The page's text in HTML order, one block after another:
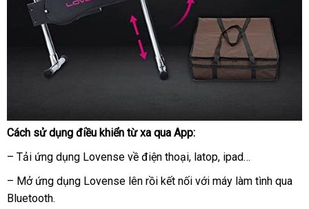
làm
tự
động
Cách sử dụng điều khiển từ xa qua App:
– Tải ứng dụng Lovense về điện thoạigần
nhất
, latopnhập
khẩu
, ipad…
– Mở ứng dụng Lovense lên rồi kết nối nơi
với máy làm tình qua
Bluetooth.